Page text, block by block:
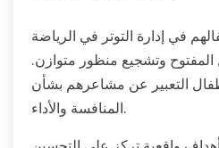
في إدارة التوتر في الرياضة
المفتوح وتشجيع منظور متوازن.
التعبير عن مشاعرهم بشأن
المنافسة والأداء.